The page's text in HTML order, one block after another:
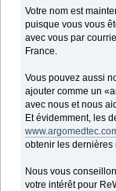
Votre nom est
puisque vous vous
avec vous par
France.
Vous pouvez aussi
ajouter comme un
avec nous et nous
Et évidemment, les
obtenir les
Nous vous
votre intérêt pour